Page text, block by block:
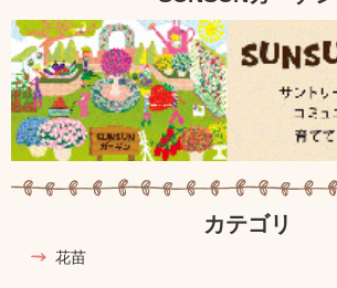
カテゴリ
花苗